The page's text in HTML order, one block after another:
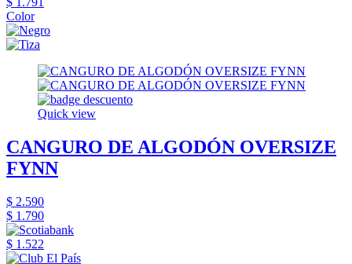
Color
Quick view
CANGURO DE ALGODÓN OVERSIZE
FYNN
$ 2.590
$ 1.790
$ 1.522